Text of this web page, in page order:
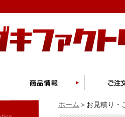
ホーム ＞お見積り・